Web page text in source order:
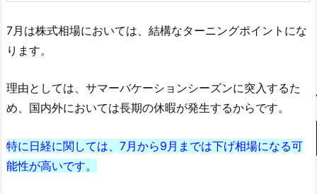
7月は株式相場においては、結構なターニングポイントにな
ります。
理由としては、サマーバケーションシーズンに突入するた
め、国内外においては長期の休暇が発生するからです。
特に日経に関しては、7月から9月までは下げ相場になる可
能性が高いです。